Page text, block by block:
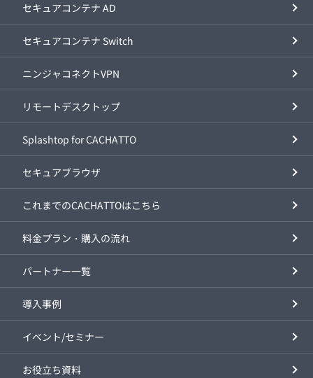
セキュアコンテナ AD
セキュアコンテナ Switch
ニンジャコネクトVPN
リモートデスクトップ
Splashtop for CACHATTO
セキュアブラウザ
これまでのCACHATTOはこちら
料金プラン・購入の流れ
パートナー一覧
導入事例
イベント/セミナー
お役立ち資料